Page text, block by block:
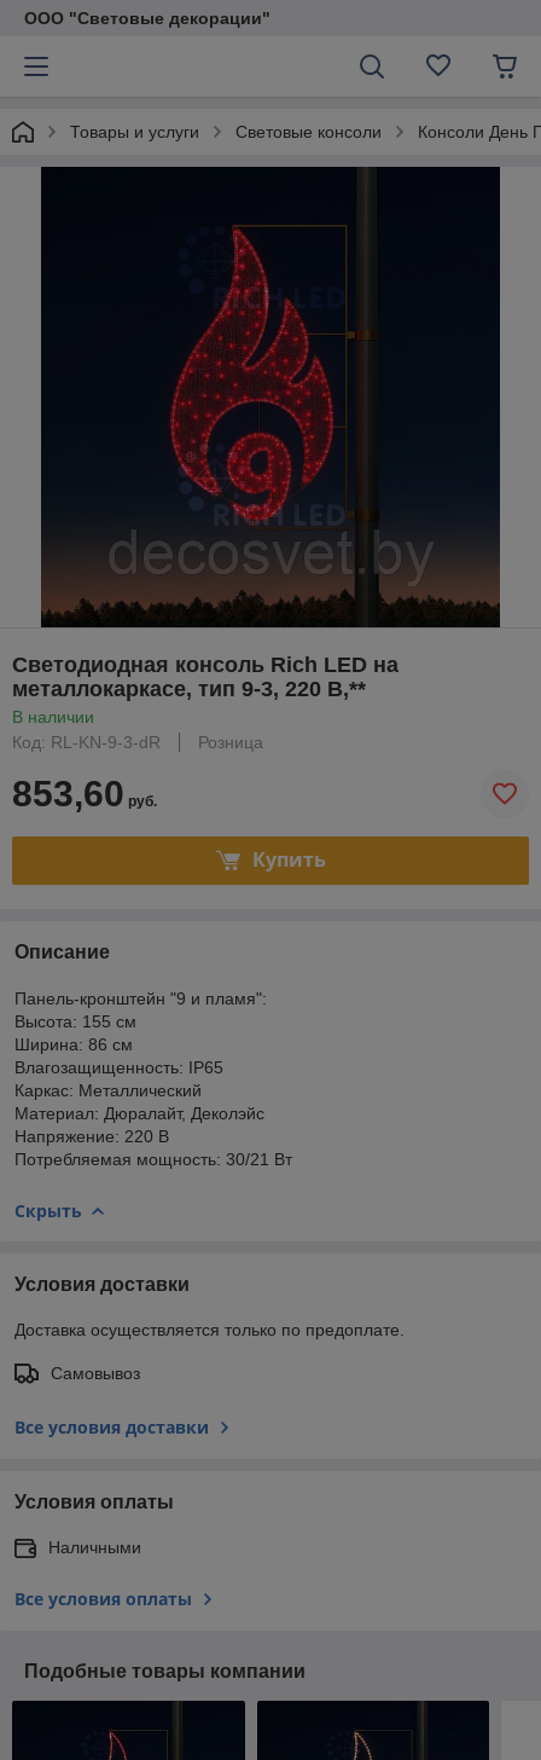
ООО "Световые декорации"
Товары и услуги Световые консоли Консоли День
Светодиодная консоль Rich LED на
металлокаркасе, тип 9-3, 220 В,**
В наличии
Код: RL-KN-9-3-dR
Розница
853,60 руб.
Купить
Описание
Панель-кронштейн "9 и пламя":
Высота: 155 см
Ширина: 86 см
Влагозащищенность: IP65
Каркас: Металлический
Материал: Дюралайт, Деколэйс
Напряжение: 220 В
Потребляемая мощность: 30/21 Вт
Скрыть
Условия доставки
Доставка осуществляется только по предоплате.
Самовывоз
Все условия доставки
Условия оплаты
Наличными
Все условия оплаты
Подобные товары компании